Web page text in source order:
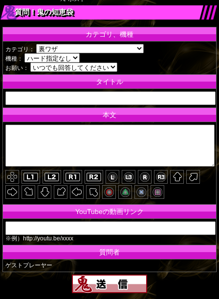
質問！鬼の知恵袋
カテゴリ、機種
カテゴリ：
機種：
お願い：
タイトル
本文
YouTubeの動画リンク
※例）http://youtu.be/xxxx
質問者
ゲストプレーヤー